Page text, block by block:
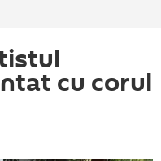
cu corul